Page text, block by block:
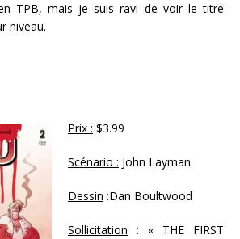
TPB, mais je suis ravi de voir le titre
niveau.
Prix : $3.99
Scénario : John Layman
Dessin :Dan Boultwood
Sollicitation : « THE FIRST